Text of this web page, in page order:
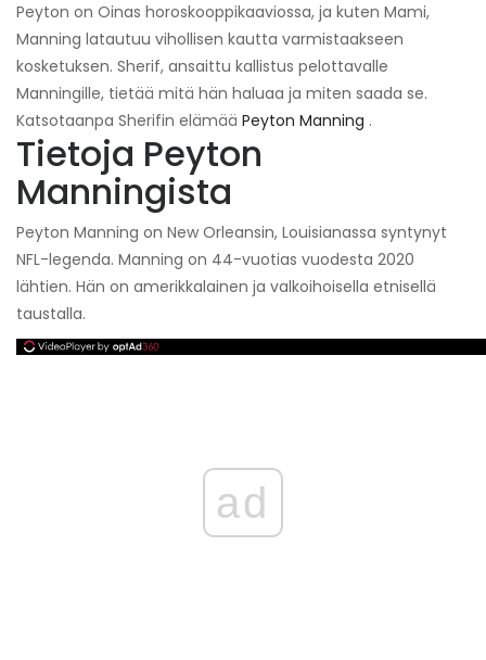
Peyton on Oinas horoskooppikaaviossa, ja kuten Mami,
Manning latautuu vihollisen kautta varmistaakseen
kosketuksen. Sherif, ansaittu kallistus pelottavalle
Manningille, tietää mitä hän haluaa ja miten saada se.
Katsotaanpa Sherifin elämää Peyton Manning .
Tietoja Peyton
Manningista
Peyton Manning on New Orleansin, Louisianassa syntynyt
NFL-legenda. Manning on 44-vuotias vuodesta 2020
lähtien. Hän on amerikkalainen ja valkoihoisella etnisellä
taustalla.
ad